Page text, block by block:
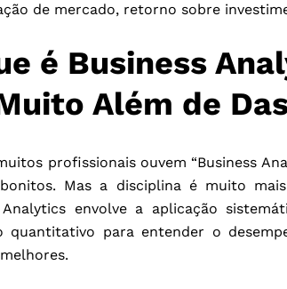
de mercado, retorno sobre
é Business
Além de
profissionais ouvem “Business
Mas a disciplina é muito
Analytics envolve a aplicação
quantitativo para entender o